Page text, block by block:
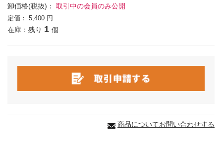
卸価格(税抜)： 取引中の会員のみ公開
定価： 5,400 円
在庫：残り 1 個
商品についてお問い合わせする